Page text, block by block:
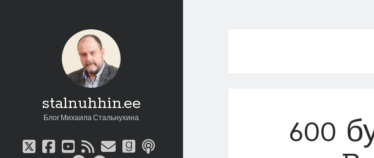
stalnuhhin.ee
Блог Михаила Стальнухина
twitter
facebook
youtube
rssemailgoodreads
podcast
600